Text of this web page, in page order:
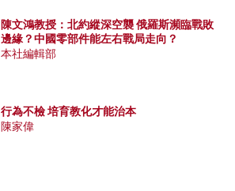
陳文鴻教授：北約縱深空襲 俄羅斯瀕臨戰敗
邊緣？中國零部件能左右戰局走向？
本社編輯部
行為不檢 培育教化才能治本
陳家偉